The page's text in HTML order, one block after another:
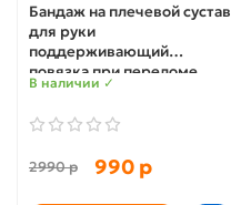
Бандаж на плечевой сустав
для руки
поддерживающий
повязка при переломе
косынка т 30.02
В наличии ✓
2990 р 990 р